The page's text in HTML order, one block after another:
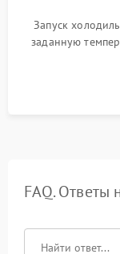
Запуск
заданную
компрессора,
FAQ. Ответы